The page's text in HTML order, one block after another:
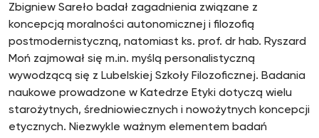
Zbigniew Sareło badał zagadnienia związane z
koncepcją moralności autonomicznej i filozofią
postmodernistyczną, natomiast ks. prof. dr hab. Ryszard
Moń zajmował się m.in. myślą personalistyczną
wywodzącą się z Lubelskiej Szkoły Filozoficznej. Badania
naukowe prowadzone w Katedrze Etyki dotyczą wielu
starożytnych, średniowiecznych i nowożytnych koncepcji
etycznych. Niezwykle ważnym elementem badań